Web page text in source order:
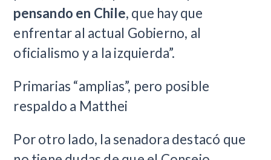
pensando en Chile, que hay que
enfrentar al actual Gobierno, al
oficialismo y a la izquierda”.
Primarias “amplias”, pero posible
respaldo a Matthei
Por otro lado, la senadora destacó que